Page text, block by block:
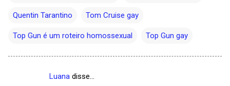
Quentin Tarantino Tom Cruise gay
Top Gun é um roteiro homossexual Top Gun gay
Luana disse…